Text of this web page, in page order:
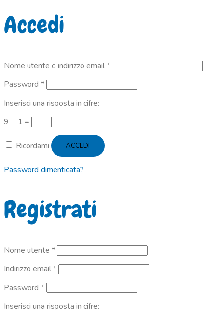
Accedi
Nome utente o indirizzo email*Richiesto
Password *Richiesto
Inserisci una risposta in cifre:
9 − 1 =
Ricordami ACCEDI
Password dimenticata?
Registrati
Nome utente *Richiesto
Indirizzo email*Richiesto
Password *Richiesto
Inserisci una risposta in cifre: